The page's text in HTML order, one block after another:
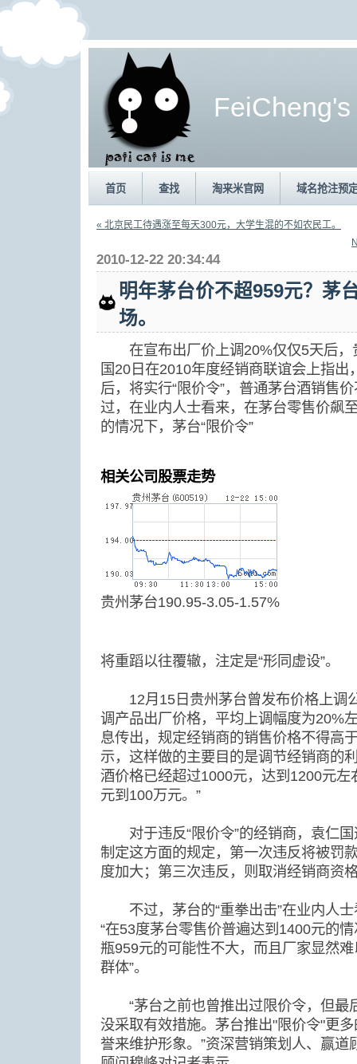
首页 查找 淘来米官网 域名抢注预
« 北京民工待遇涨至每天300元，大学生混的不如农民工。
2010-12-22 20:34:44
明年茅台价不超959元？茅
场。
在宣布出厂价上调20%仅仅5天后，
国20日在2010年度经销商联谊会上指出
后，将实行“限价令”，普通茅台酒销售
过，在业内人士看来，在茅台零售价飙
的情况下，茅台“限价令”
相关公司股票走势
贵州茅台190.95-3.05-1.57%
将重蹈以往覆辙，注定是“形同虚设”。
12月15日贵州茅台曾发布价格上调
调产品出厂价格，平均上调幅度为20%
息传出，规定经销商的销售价格不得高
示，这样做的主要目的是调节经销商的
酒价格已经超过1000元，达到1200元
元到100万元。”
对于违反“限价令”的经销商，袁仁国
制定这方面的规定，第一次违反将被罚
度加大；第三次违反，则取消经销商资
不过，茅台的“重拳出击”在业内人士
“在53度茅台零售价普遍达到1400元的
瓶959元的可能性不大，而且厂家显然
群体”。
“茅台之前也曾推出过限价令，但最
没采取有效措施。茅台推出"限价令"更
誉来维护形象。”资深营销策划人、赢